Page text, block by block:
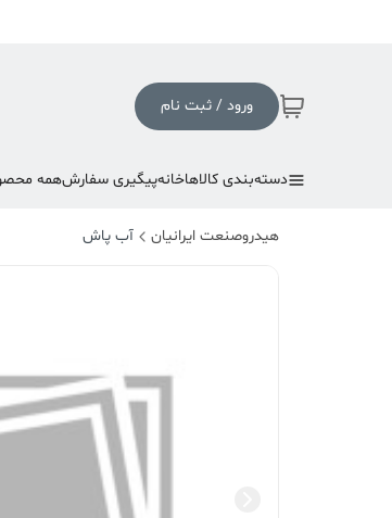
ورود / ثبت نام
دسته‌بندی کالاهاخانهپیگیری سفارشهمه
هیدروصنعت ایرانیان آب پاش